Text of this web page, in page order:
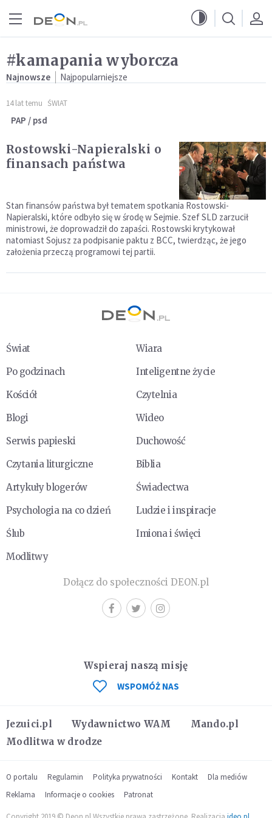
#kamapania wyborcza
Najnowsze Najpopularniejsze
14 lat temu ŚWIAT
PAP / psd
Rostowski-Napieralski o
finansach państwa
Stan finansów państwa był tematem spotkania Rostowski-
Napieralski, które odbyło się w środę w Sejmie. Szef SLD zarzucił
ministrowi, że doprowadził do zapaści. Rostowski krytykował
natomiast Sojusz za podpisanie paktu z BCC, twierdząc, że jego
założenia przeczą programowi tej partii.
Świat
Wiara
Po godzinach
Inteligentne życie
Kościół
Czytelnia
Blogi
Wideo
Serwis papieski
Duchowość
Czytania liturgiczne
Biblia
Artykuły blogerów
Świadectwa
Psychologia na co dzień
Ludzie i inspiracje
Ślub
Imiona i święci
Modlitwy
Dołącz do społeczności DEON.pl
Jezuici.pl Wydawnictwo WAM
Mando.pl
Modlitwa w drodze
Wspieraj naszą misję
WSPOMÓŻ NAS
O portalu Regulamin Polityka prywatności Kontakt
Dla mediów
Reklama
Informacje o cookies Patronat